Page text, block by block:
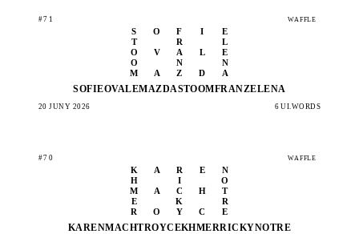
#71 WAFFLE
S O F I
E
T
R
L
O
V A L
E
O
N
N
M
A Z D A
SOFIEOVALEMAZDASTOOMFRANZELENA
20 JUNY 2026 6 UI.WORDS
#70 WAFFLE
K A R E
N
H
I
O
M
A C H
T
E
K
R
R
O Y C E
KARENMACHTROYCEKHMERRICKYNOTRE